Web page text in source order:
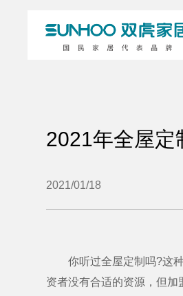
2021年全屋定
2021/01/18
你听过全屋定制吗?这种
资者没有合适的资源，但